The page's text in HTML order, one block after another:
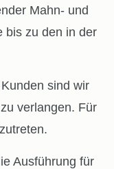
Mahn- und
bis zu den in der
sind wir
verlangen. Für
Ausführung für